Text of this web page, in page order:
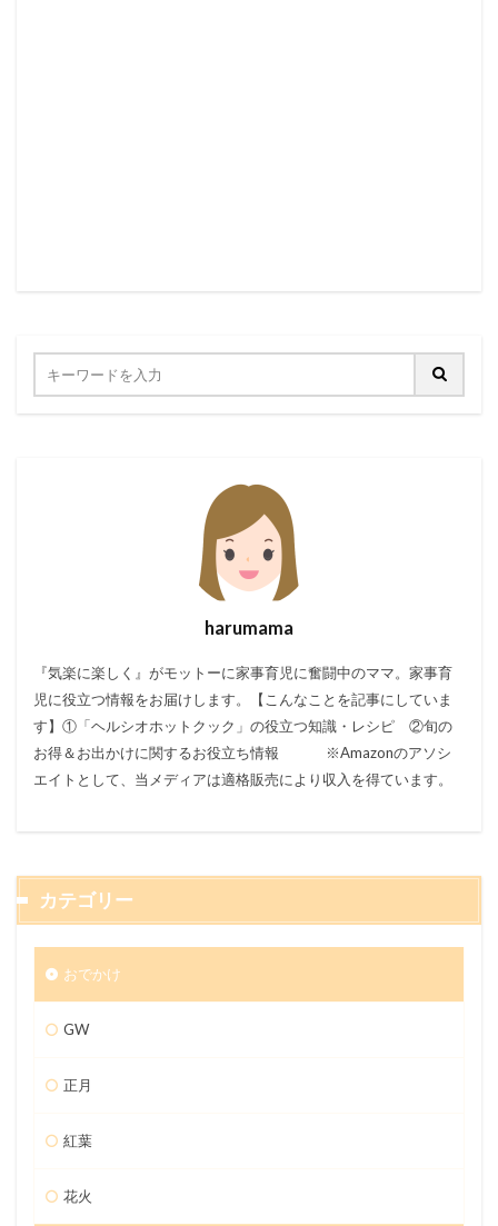
harumama
『気楽に楽しく』がモットーに家事育児に奮闘中のママ。家事育
児に役立つ情報をお届けします。【こんなことを記事にしていま
す】①「ヘルシオホットクック」の役立つ知識・レシピ ②旬の
お得＆お出かけに関するお役立ち情報 ※Amazonのアソシ
エイトとして、当メディアは適格販売により収入を得ています。
カテゴリー
おでかけ
GW
正月
紅葉
花火